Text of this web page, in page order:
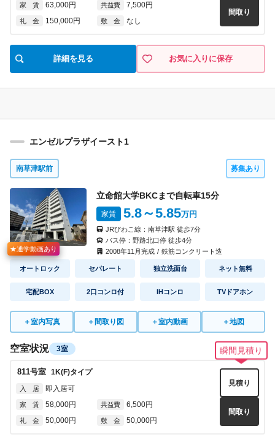
家 賃 63,000円 共益費 7,500円
礼 金 150,000円 敷 金 なし
間取り
詳細を見る お気に入りに保存
エンゼルプラザイースト1
南草津駅前 募集あり
★通学動画あり
立命館大学BKCまで自転車15分
家賃 5.8～5.85万円
JRびわこ線： 南草津駅 徒歩7分
バス停： 野路北口停徒歩4分
2008年11 月完成 / 鉄筋コンクリート造
オートロック セパレート 独立洗面台 ネット無料
宅配BOX 2口コンロ付 IHコンロ TVドアホン
＋室内写真 ＋ 間取り図 ＋室内動画 ＋地図
空室状況 3室 瞬間見積り
811号室 1K(F)タイプ
入 居 即入居可
家 賃 58,000円 共益費 6,500円
礼 金 50,000円 敷 金 50,000円
見積り
間取り